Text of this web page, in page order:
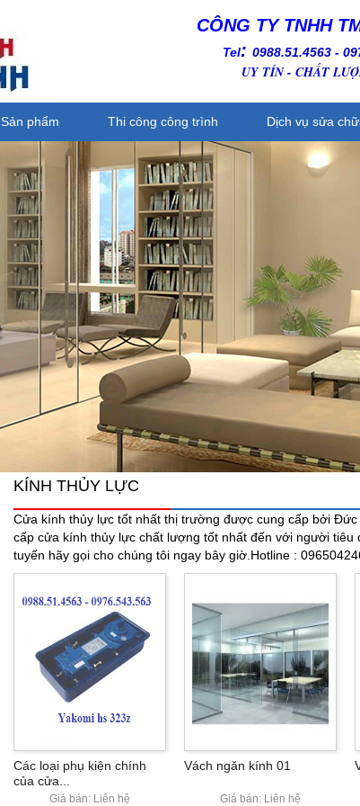
CÔNG TY TNHH
Tel: 0988.51.4563 -
UY TÍN - CHẤT
Sản phẩm Thi công công trình Dịch vụ sửa
KÍNH THỦY LỰC
Cửa kính thủy lực tốt nhất thị trường được cung cấp bởi
cấp cửa kính thủy lực chất lượng tốt nhất đến với người
tuyến hãy gọi cho chúng tôi ngay bây giờ.Hotline :
Các loại phụ kiện chính
của cửa...
Giá bán: Liên hệ
Vách ngăn kính 01
Giá bán: Liên hệ